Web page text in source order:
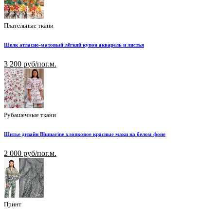
Плательные ткани
Шелк атласно-матовый лёгкий купон акварель и листья
3 200 руб/пог.м.
Рубашечные ткани
Шитье дизайн Blumarine хлопковое красные маки на белом фоне
2 000 руб/пог.м.
Принт